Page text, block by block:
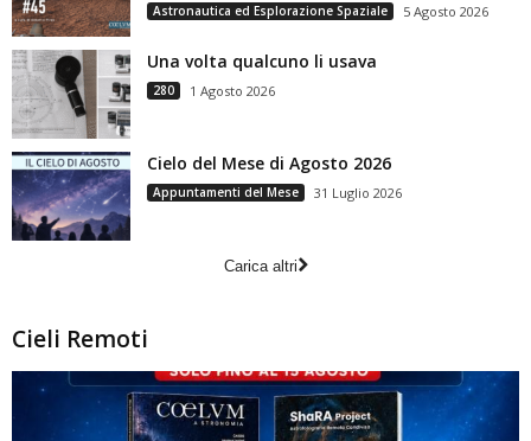
Astronautica ed Esplorazione Spaziale 5 Agosto 2026
Una volta qualcuno li usava
280 1 Agosto 2026
Cielo del Mese di Agosto 2026
Appuntamenti del Mese 31 Luglio 2026
Carica altri
Cieli Remoti